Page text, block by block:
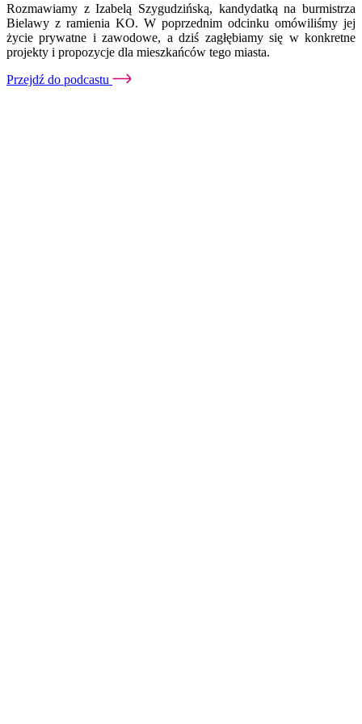
Rozmawiamy z Izabelą Szygudzińską, kandydatką na burmistrza
Bielawy z ramienia KO. W poprzednim odcinku omówiliśmy jej
życie prywatne i zawodowe, a dziś zagłębiamy się w konkretne
projekty i propozycje dla mieszkańców tego miasta.
Przejdź do podcastu